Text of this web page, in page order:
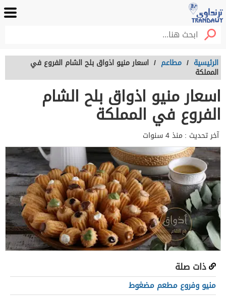
الرئيسية / مطاعم / اسعار منيو اذواق بلح الشام الفروع في
المملكة
اسعار منيو اذواق بلح الشام
الفروع في المملكة
آخر تحديث : منذ 4 سنوات
ذات صلة
منيو وفروع مطعم مضغوط